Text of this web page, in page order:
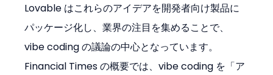
Lovable はこれらのアイデアを開発者向け製品に
パッケージ化し、業界の注目を集めることで、
vibe coding の議論の中心となっています。
Financial Times の概要では、vibe coding を「ア